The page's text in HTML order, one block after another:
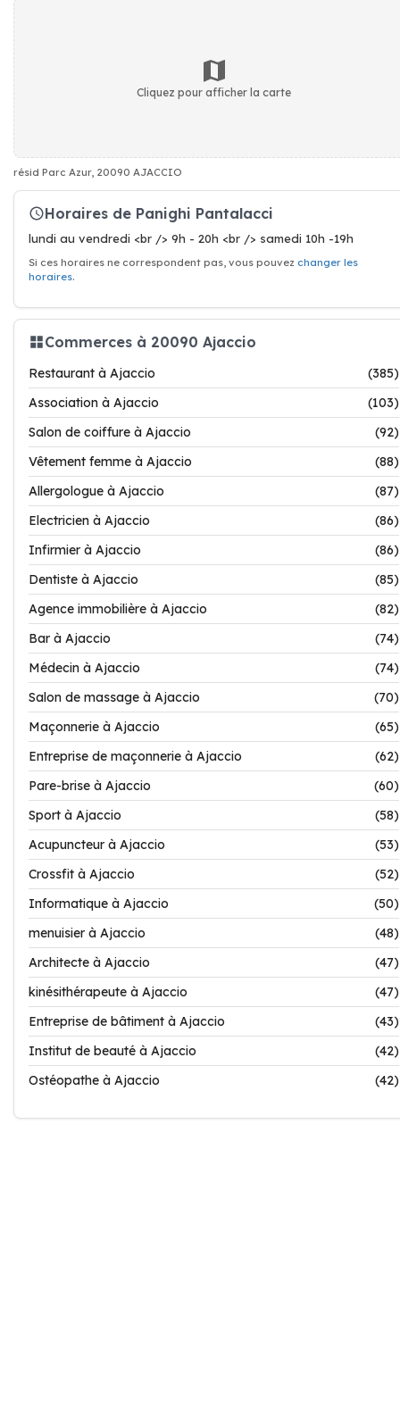
Cliquez pour afficher la carte
résid Parc Azur, 20090 AJACCIO
Horaires de Panighi Pantalacci
lundi au vendredi <br /> 9h - 20h <br /> samedi 10h -19h
Si ces horaires ne correspondent pas, vous pouvez changer les
horaires.
Commerces à 20090 Ajaccio
Restaurant à Ajaccio
(385)
Association à Ajaccio
(103)
Salon de coiffure à Ajaccio
(92)
Vêtement femme à Ajaccio
(88)
Allergologue à Ajaccio
(87)
Electricien à Ajaccio
(86)
Infirmier à Ajaccio
(86)
Dentiste à Ajaccio
(85)
Agence immobilière à Ajaccio
(82)
Bar à Ajaccio
(74)
Médecin à Ajaccio
(74)
Salon de massage à Ajaccio
(70)
Maçonnerie à Ajaccio
(65)
Entreprise de maçonnerie à Ajaccio
(62)
Pare-brise à Ajaccio
(60)
Sport à Ajaccio
(58)
Acupuncteur à Ajaccio
(53)
Crossfit à Ajaccio
(52)
Informatique à Ajaccio
(50)
menuisier à Ajaccio
(48)
Architecte à Ajaccio
(47)
kinésithérapeute à Ajaccio
(47)
Entreprise de bâtiment à Ajaccio
(43)
Institut de beauté à Ajaccio
(42)
Ostéopathe à Ajaccio
(42)